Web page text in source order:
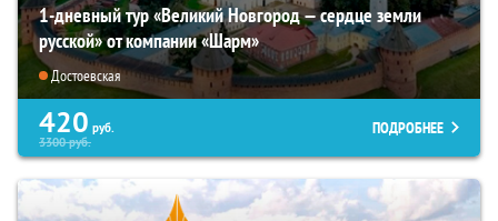
1-дневный тур «Великий Новгород — сердце земли
русской» от компании «Шарм»
Достоевская
420 руб.
3300руб.
ПОДРОБНЕЕ